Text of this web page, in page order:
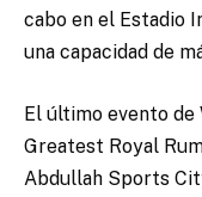
cabo en el Estadio
una capacidad de
El último evento de
Greatest Royal
Abdullah Sports